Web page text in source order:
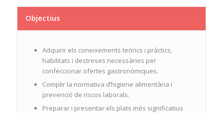
Objectius
Adquirir els coneixements teòrics i pràctics,
habilitats i destreses necessàries per
confeccionar ofertes gastronòmiques.
Complir la normativa d’higiene alimentària i
prevenció de riscos laborals.
Preparar i presentar els plats més significatius